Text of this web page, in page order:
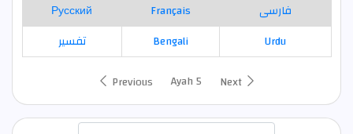
Русский
Français
فارسی
تفسير
Bengali
Urdu
Previous
Ayah 5 Next